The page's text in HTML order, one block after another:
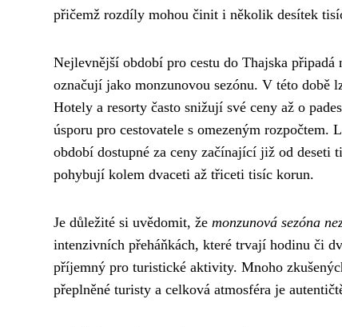
přičemž rozdíly mohou činit i několik desítek
Nejlevnější období pro cestu do Thajska připadá
označují jako monzunovou sezónu. V této době
Hotely a resorty často snižují své ceny až o
úsporu pro cestovatele s omezeným
období dostupné za ceny začínající již od deseti
pohybují kolem dvaceti až třiceti tisíc korun.
Je důležité si uvědomit, že monzunová sezóna
intenzivních přeháňkách, které trvají hodinu či
příjemný pro turistické aktivity. Mnoho
přeplněné turisty a celková atmosféra je